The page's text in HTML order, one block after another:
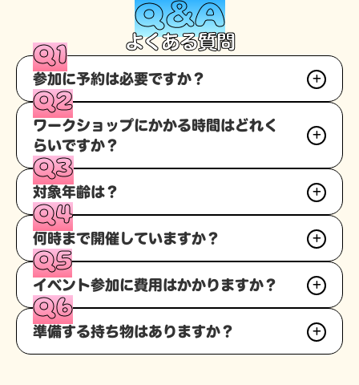
Q&A
よくある質問
Q1
参加に予約は必要ですか？
不要です。当日会場へお越しください。
Q2
ワークショップにかかる時間はどれく
らいですか？
10分～30分ほどです。ワークショップの内容によって変
わりますが3歳のお子様でも飽きることなく楽しめる内容
になっています。
Q3
対象年齢は？
3歳から小学校低学年までお楽しみいただけます。保護者
の方とご一緒に参加ください。
Q4
何時まで開催していますか？
各施設の営業時間に準じます。参加される会場の詳細ペー
ジをご覧ください。
Q5
イベント参加に費用はかかりますか？
参加はすべて無料です。
Q6
準備する持ち物はありますか？